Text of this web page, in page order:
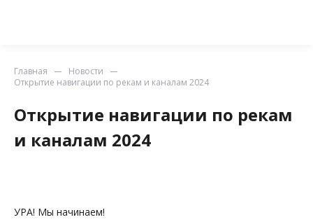
Главная
Новости
Открытие навигации по рекам и каналам 2024
Открытие навигации по рекам
и каналам 2024
УРА! Мы начинаем!